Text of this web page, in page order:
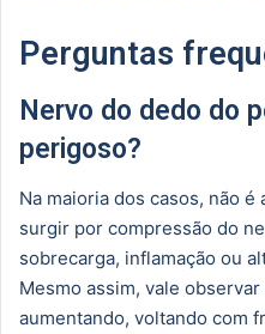
Perguntas
Nervo do dedo do
perigoso?
Na maioria dos casos, não
surgir por compressão do
sobrecarga, inflamação ou
Mesmo assim, vale
aumentando, voltando com